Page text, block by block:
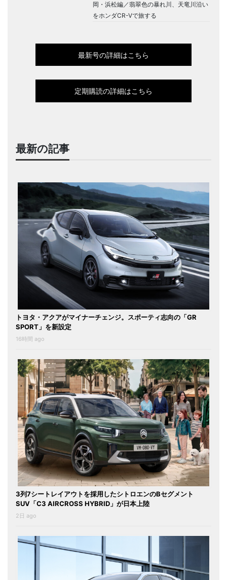
岡・浜松編／翡翠色の暴れ川、天竜川沿い
をホンダCR-Vで旅する
最新号の詳細はこちら
定期購読の詳細はこちら
最新の記事
トヨタ・アクアがマイナーチェンジ。スポーティ志向の「GR
SPORT」を新設定
16時間 ago
3列7シートレイアウトを採用したシトロエンのBセグメント
SUV「C3 AIRCROSS HYBRID」が日本上陸
2日 ago